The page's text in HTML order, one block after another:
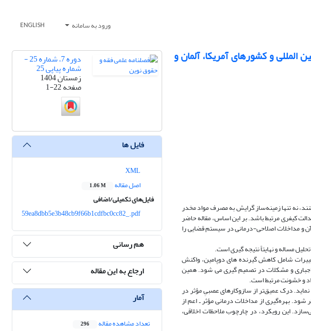
ورود به سامانه ENGLISH
و کشورهای آمریکا، آلمان و
نه تنها زمینه‌ساز گرایش به مصرف مواد مخدر
کیفری مرتبط باشد. بر این اساس، مقاله حاضر
آن و مداخلات اصلاحی-درمانی در سیستم قضایی را
مساله و نهایتاً نتیجه گیری است.
شامل کاهش گیرنده های دوپامین، واکنش
و مشکلات در تصمیم گیری می شود. همین
و خشونت مرتبط است.
نماید. درک عمیق‌تر از سازوکارهای عصبیِ مؤثر در
بهره‌گیری از مداخلات درمانی مؤثر ـ اعم از
این رویکرد، در چارچوب ملاحظات اخلاقی،
دوره 7، شماره 25 -
شماره پیاپی 25
زمستان 1404
صفحه1-22
فایل ها
اصل مقاله
1.06 M
فایل‌های تکمیلی/اضافی
59ea8dbb5e3b48cb9f66b1cdfbc0cc82_.pdf
هم رسانی
ارجاع به این مقاله
آمار
تعداد مشاهده مقاله 296